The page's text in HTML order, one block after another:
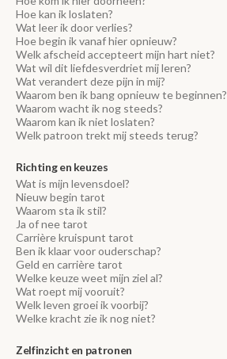
Hoe kan ik loslaten?
Wat leer ik door verlies?
Hoe begin ik vanaf hier opnieuw?
Welk afscheid accepteert mijn hart niet?
Wat wil dit liefdesverdriet mij leren?
Wat verandert deze pijn in mij?
Waarom ben ik bang opnieuw te beginnen?
Waarom wacht ik nog steeds?
Waarom kan ik niet loslaten?
Welk patroon trekt mij steeds terug?
Richting en keuzes
Wat is mijn levensdoel?
Nieuw begin tarot
Waarom sta ik stil?
Ja of nee tarot
Carrière kruispunt tarot
Ben ik klaar voor ouderschap?
Geld en carrière tarot
Welke keuze weet mijn ziel al?
Wat roept mij vooruit?
Welk leven groei ik voorbij?
Welke kracht zie ik nog niet?
Zelfinzicht en patronen